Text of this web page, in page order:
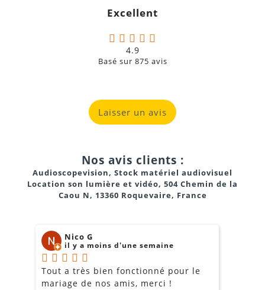
Excellent
4.9
Basé sur 875 avis
Laisser un avis
Nos avis clients :
Audioscopevision, Stock matériel audiovisuel
Location son lumière et vidéo, 504 Chemin de la
Caou N, 13360 Roquevaire, France
Nico G
il y a moins d'une semaine
Tout a très bien fonctionné pour le
mariage de nos amis, merci !